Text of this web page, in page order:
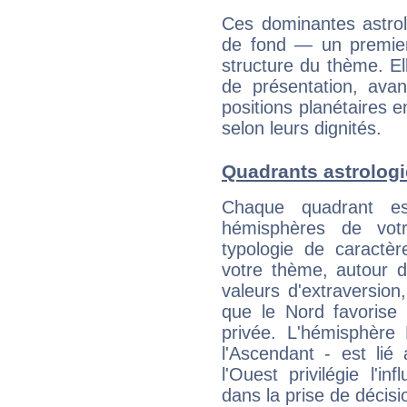
Ces dominantes
de fond — un
structure du thème.
de présentation,
positions planétaires
selon leurs dignités.
Quadrants
Chaque quadrant
hémisphères de
typologie de
votre thème, autour
valeurs
que le Nord favorise
privée.
l'Ascendant - est
l'Ouest privilégie
dans la prise de